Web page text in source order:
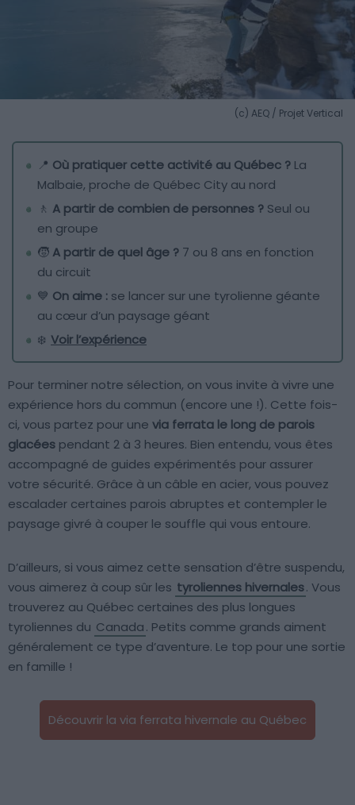
(c) AEQ / Projet Vertical
📍 Où pratiquer cette activité au Québec ? La
Malbaie, proche de Québec City au nord
🚶 A partir de combien de personnes ? Seul ou
en groupe
🧒A partir de quel âge ? 7 ou 8 ans en fonction
du circuit
💙 On aime : se lancer sur une tyrolienne géante
au cœur d’un paysage géant
❄️ Voir l’expérience
Pour terminer notre sélection, on vous invite à vivre une
expérience hors du commun (encore une !). Cette fois-
ci, vous partez pour une via ferrata le long de parois
glacées pendant 2 à 3 heures. Bien entendu, vous êtes
accompagné de guides expérimentés pour assurer
votre sécurité. Grâce à un câble en acier, vous pouvez
escalader certaines parois abruptes et contempler le
paysage givré à couper le souffle qui vous entoure.
D’ailleurs, si vous aimez cette sensation d’être suspendu,
vous aimerez à coup sûr les tyroliennes hivernales. Vous
trouverez au Québec certaines des plus longues
tyroliennes du Canada. Petits comme grands aiment
généralement ce type d’aventure. Le top pour une sortie
en famille !
Découvrir la via ferrata hivernale au Québec